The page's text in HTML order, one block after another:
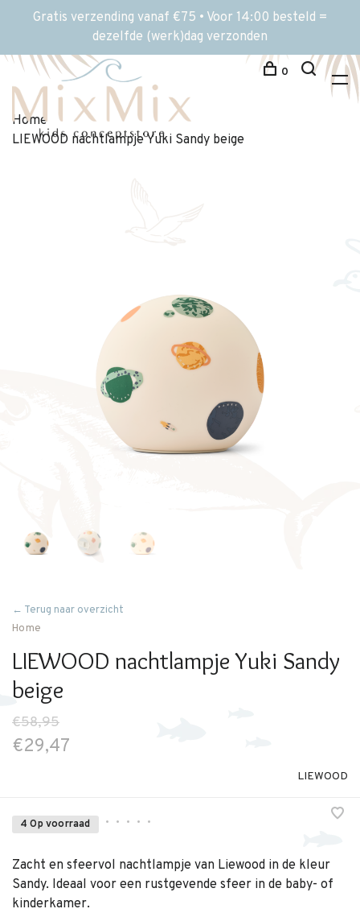
Gratis verzending vanaf €75 • Voor 14:00 besteld =
dezelfde (werk)dag verzonden
0
Home
LIEWOOD nachtlampje Yuki Sandy beige
← Terug naar overzicht
Home
LIEWOOD nachtlampje Yuki Sandy
beige
€58,95
€29,47
LIEWOOD
4 Op voorraad • • • • •
Zacht en sfeervol nachtlampje van Liewood in de kleur
Sandy. Ideaal voor een rustgevende sfeer in de baby- of
kinderkamer.